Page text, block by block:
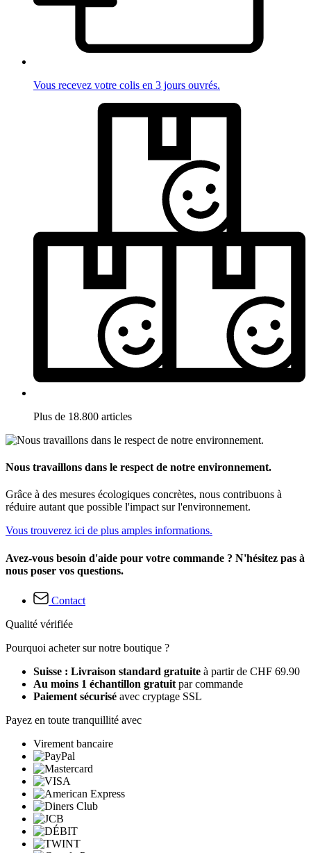
Vous recevez votre colis en 3 jours ouvrés.
Plus de 18.800 articles
Nous travaillons dans le respect de notre environnement.
Grâce à des mesures écologiques concrètes, nous contribuons à
réduire autant que possible l'impact sur l'environnement.
Vous trouverez ici de plus amples informations.
Avez-vous besoin d'aide pour votre commande ? N'hésitez pas à
nous poser vos questions.
Contact
Qualité vérifiée
Pourquoi acheter sur notre boutique ?
Suisse : Livraison standard gratuite à partir de CHF 69.90
Au moins 1 échantillon gratuit par commande
Paiement sécurisé avec cryptage SSL
Payez en toute tranquillité avec
Virement bancaire